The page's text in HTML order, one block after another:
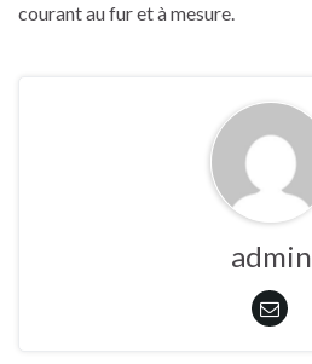
courant au fur et à mesure.
admin